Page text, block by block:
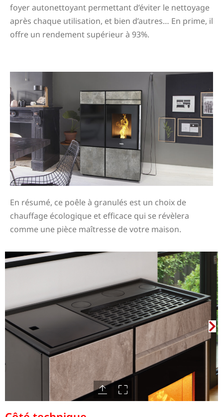
foyer autonettoyant permettant d’éviter le nettoyage
après chaque utilisation, et bien d’autres… En prime, il
offre un rendement supérieur à 93%.
En résumé, ce poêle à granulés est un choix de
chauffage écologique et efficace qui se révèlera
comme une pièce maîtresse de votre maison.